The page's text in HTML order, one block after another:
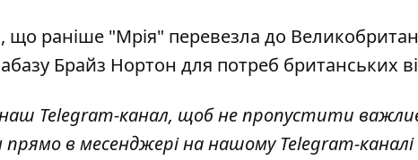
що раніше "Мрія" перевезла до
Брайз Нортон для потреб британських
Telegram-канал, щоб не пропустити
в месенджері на нашому Telegram-